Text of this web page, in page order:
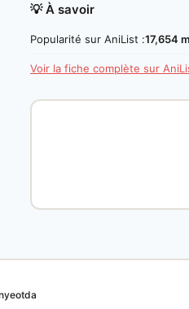
💡 À savoir
Popularité sur AniList :17,654
Voir la fiche complète sur